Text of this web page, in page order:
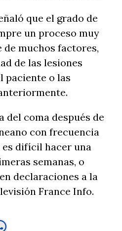
que el grado de
un proceso muy
muchos factores,
de las lesiones
paciente o las
del coma después de
con frecuencia
difícil hacer una
semanas, o
declaraciones a la
France Info.